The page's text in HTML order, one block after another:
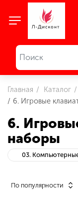
Главная Каталог
6. Игровые
6.
наборы
03.
По популярности